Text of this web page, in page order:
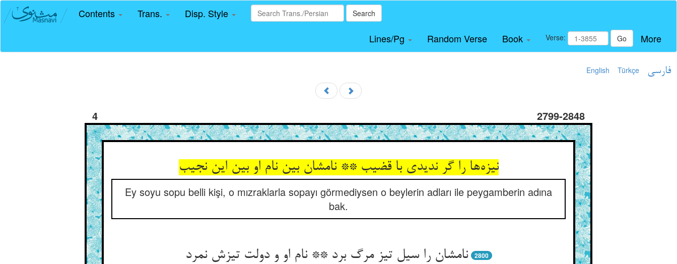
Contents Trans. Disp. Style Search
Lines/Pg Random Verse Book Verse: Go More
English Türkçe فارسی
4 2799-2848
نیزه‌ها را گر ندیدی با قضیب ** نامشان بین نام او بین این نجیب
Ey soyu sopu belli kişi, o mızraklarla sopayı görmediysen o beylerin adları ile peygamberin adına
bak.
نامشان را سیل تیز مرگ برد ** نام او و دولت تیزش نمرد 2800